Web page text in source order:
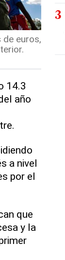
euros,
14.3
año
a nivel
por el
que
y la